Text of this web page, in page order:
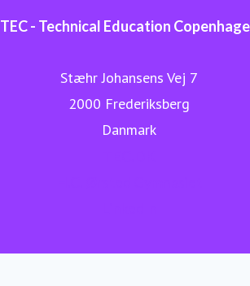
TEC - Technical Education Copenhagen
Stæhr Johansens Vej 7
2000 Frederiksberg
Danmark